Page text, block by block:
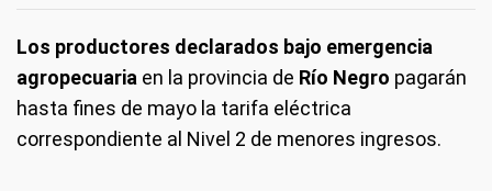
Los productores declarados bajo emergencia
agropecuaria en la provincia de Río Negro pagarán
hasta fines de mayo la tarifa eléctrica
correspondiente al Nivel 2 de menores ingresos.